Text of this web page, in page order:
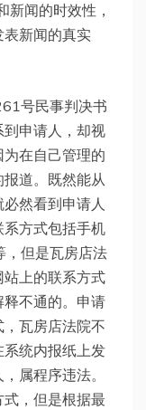
闻的时效性，
新闻的真实
号民事判决书
申请人，却视
在自己管理的
道。既然能从
然看到申请人
方式包括手机
，但是瓦房店法
上的联系方式
不通的。申请
瓦房店法院不
统内报纸上发
属程序违法。
，但是根据最